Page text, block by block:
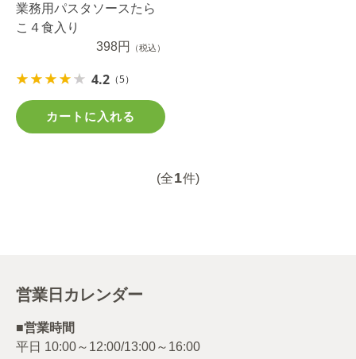
業務用パスタソースたら
こ４食入り
398円
（税込）
4.2 （5）
カートに入れる
(全1件)
営業日カレンダー
■営業時間